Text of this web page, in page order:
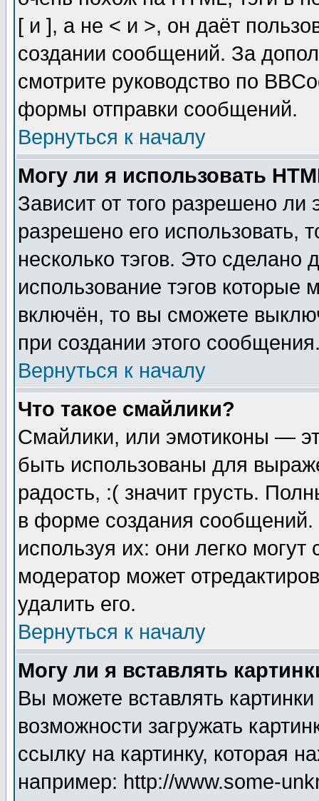
[ и ], а не < и >, он даёт
создании сообщений. За
смотрите руководство по
формы отправки сообщений.
Вернуться к началу
Могу ли я использовать
Зависит от того разрешено
разрешено его использовать,
несколько тэгов. Это сделано
использование тэгов
включён, то вы сможете
при создании этого
Вернуться к началу
Что такое смайлики?
Смайлики, или эмотиконы —
быть использованы для
радость, :( значит грусть.
в форме создания сообщений.
используя их: они легко
модератор может
удалить его.
Вернуться к началу
Могу ли я вставлять
Вы можете вставлять
возможности загружать
ссылку на картинку, которая
например: http://www.some-